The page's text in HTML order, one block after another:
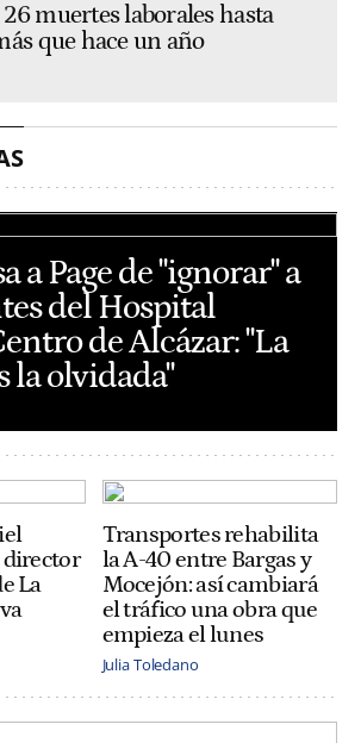
muertes laborales hasta
que hace un año
a Page de "ignorar" a
del Hospital
de Alcázar: "La
la olvidada"
director
La
Transportes rehabilita
la A-40 entre Bargas y
Mocejón: así cambiará
el tráfico una obra que
empieza el lunes
Julia Toledano